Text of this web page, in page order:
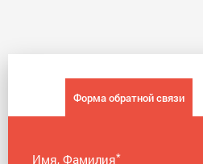
Форма обратной связи
Имя, Фамилия*